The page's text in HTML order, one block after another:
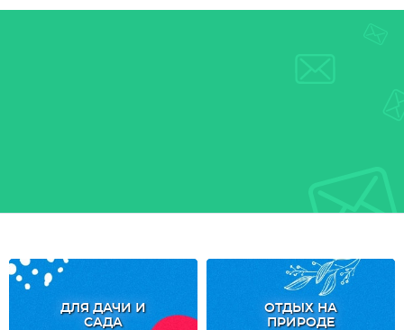
ДЛЯ ДАЧИ И
САДА
ОТДЫХ НА
ПРИРОДЕ